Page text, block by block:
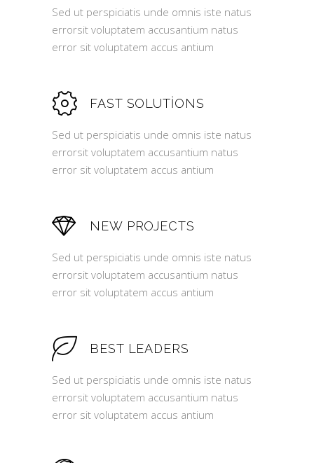
Sed ut perspiciatis unde omnis iste natus
errorsit voluptatem accusantium natus
error sit voluptatem accus antium
FAST SOLUTIONS
Sed ut perspiciatis unde omnis iste natus
errorsit voluptatem accusantium natus
error sit voluptatem accus antium
NEW PROJECTS
Sed ut perspiciatis unde omnis iste natus
errorsit voluptatem accusantium natus
error sit voluptatem accus antium
BEST LEADERS
Sed ut perspiciatis unde omnis iste natus
errorsit voluptatem accusantium natus
error sit voluptatem accus antium